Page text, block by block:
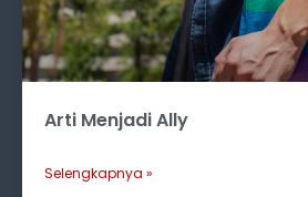
Arti Menjadi Ally
Selengkapnya »